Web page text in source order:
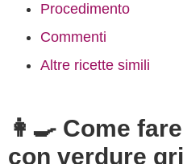
Procedimento
Commenti
Altre ricette simili
👩‍🍳 Come
con verdure